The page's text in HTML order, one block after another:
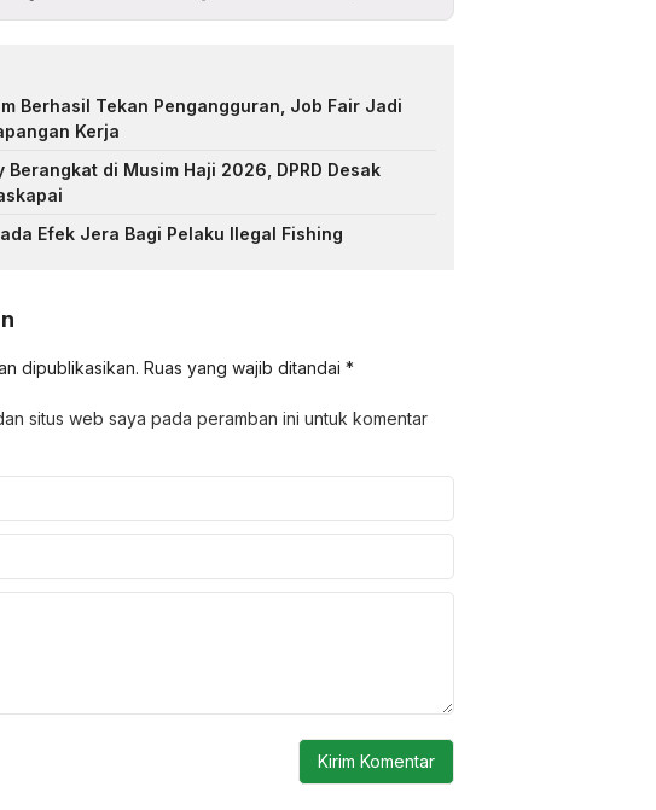
Berhasil Tekan Pengangguran, Job Fair Jadi
Kerja
Berangkat di Musim Haji 2026, DPRD Desak
Efek Jera Bagi Pelaku Ilegal Fishing
dipublikasikan. Ruas yang wajib ditandai *
situs web saya pada peramban ini untuk komentar